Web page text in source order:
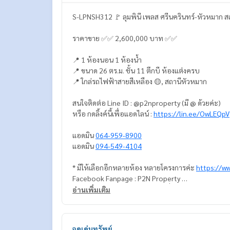
S-LPNSH312 🚩 ลุมพินี เพลส ศรีนครินทร์-หัวหมาก
ราคาขาย ✅✅ 2,600,000 บาท ✅✅
📍 1 ห้องนอน 1 ห้องน้ำ
📍 ขนาด 26 ตร.ม. ชั้น 11 ตึกบี ห้องแต่งครบ
📍 ใกล่รถไฟฟ้าสายสีเหลือง 🟡, สถานีหัวหมาก
สนใจติดต่อ Line ID : @p2nproperty (มี @ ด้วยค่ะ)
หรือ กดลิ้งค์นี้เพื่อแอดไลน์ : https://lin.ee/OwLEQpV
แอดมิน064-959-8900
แอดมิน094-549-4104
* มีให้เลือกอีกหลายห้อง หลายโครงการค่ะ https://
Facebook Fanpage : P2N Property
** รับฝาก ขาย-เช่า คอนโด บ้าน ที่ดิน และอสังหาริมท
อ่านเพิ่มเติม